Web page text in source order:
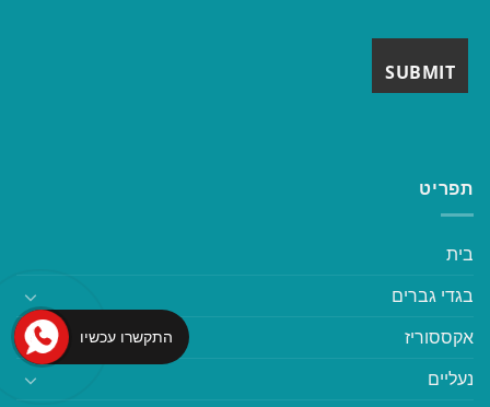
תפריט
בית
בגדי גברים
אקססוריז
נעליים
התקשרו עכשיו